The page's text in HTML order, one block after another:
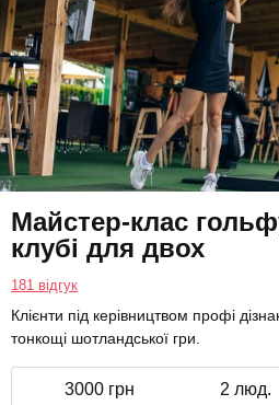
Майстер-клас
клубі для двох
181 відгук
Клієнти під керівництвом профі
тонкощі шотландської гри.
3000 грн 2 люд.